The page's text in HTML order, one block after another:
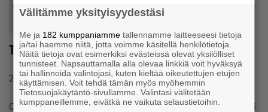
Teresa ja Eemeli perustivat yritykset 13-vuotiaina
23.1.2017 klo 15:44 Uutinen #YRITTÄJÄNARKI
Oululainen Teresa Myllylä ja Ruovedellä asuva Eemeli Hursti
Välitämme yksityisyydestäsi
Me ja 182 kumppaniamme tallennamme laitteeseesi tietoja
ja/tai haemme niitä, jotta voimme käsitellä henkilötietoja.
Näitä tietoja ovat esimerkiksi evästeissä olevat yksilölliset
tunnisteet. Napsauttamalla alla olevaa linkkiä voit hyväksyä
tai hallinnoida valintojasi, kuten kieltää oikeutettujen etujen
käyttämisen. Voit tehdä tämän myös myöhemmin
Tietosuojakäytäntö-sivullamme. Valintasi välitetään
kumppaneillemme, eivätkä ne vaikuta selaustietoihin.